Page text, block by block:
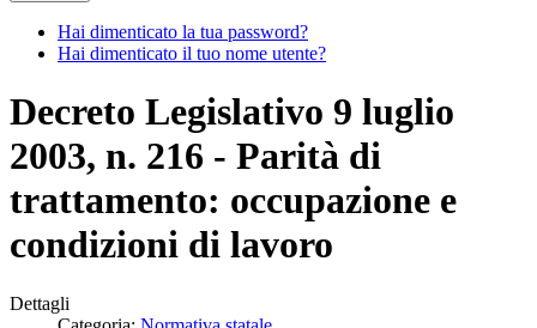
Hai dimenticato la tua password?
Hai dimenticato il tuo nome utente?
Decreto Legislativo 9 luglio
2003, n. 216 - Parità di
trattamento: occupazione e
condizioni di lavoro
Dettagli